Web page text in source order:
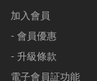
加入會員
- 會員優惠
- 升級條款
電子會員証功能